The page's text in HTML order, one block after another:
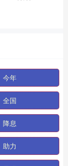
今年
全国
降息
助力